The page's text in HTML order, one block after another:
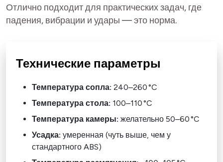
Отлично подходит для практических задач, где
падения, вибрации и удары — это норма.
Технические параметры
Температура сопла: 240–260 °C
Температура стола: 100–110 °C
Температура камеры: желательно 50–60 °C
Усадка: умеренная (чуть выше, чем у
стандартного ABS)